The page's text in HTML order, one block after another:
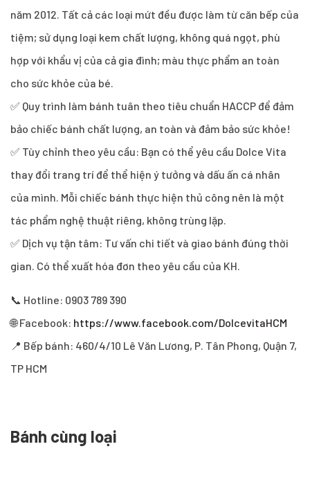
năm 2012. Tất cả các loại mứt đều được làm từ căn bếp của
tiệm; sử dụng loại kem chất lượng, không quá ngọt, phù
hợp với khẩu vị của cả gia đình; màu thực phẩm an toàn
cho sức khỏe của bé.
✅ Quy trình làm bánh tuân theo tiêu chuẩn HACCP để đảm
bảo chiếc bánh chất lượng, an toàn và đảm bảo sức khỏe!
✅ Tùy chỉnh theo yêu cầu: Bạn có thể yêu cầu Dolce Vita
thay đổi trang trí để thể hiện ý tưởng và dấu ấn cá nhân
của mình. Mỗi chiếc bánh thực hiện thủ công nên là một
tác phẩm nghệ thuật riêng, không trùng lặp.
✅ Dịch vụ tận tâm: Tư vấn chi tiết và giao bánh đúng thời
gian. Có thể xuất hóa đơn theo yêu cầu của KH.
📞 Hotline: 0903 789 390
🌐 Facebook: https://www.facebook.com/DolcevitaHCM
📍 Bếp bánh: 460/4/10 Lê Văn Lương, P. Tân Phong, Quận 7,
TP HCM
Bánh cùng loại